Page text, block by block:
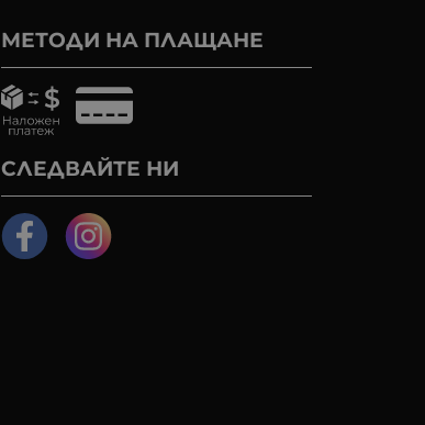
МЕТОДИ НА ПЛАЩАНЕ
СЛЕДВАЙТЕ НИ